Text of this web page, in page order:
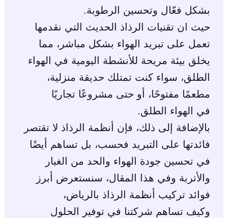
بشكل فعّال وتحسين الرطوبة.
حيث ان تقنيات الرذاذ الحديث التي نقدمها
تعمل على تبريد الهواء بشكل مباشر، مما
يخلق بيئة مريحة للأنشطة اليومية في الهواء
الطلق، سواء كنت تمتلك حديقة منزلية،
مطعمًا مفتوحًا، أو حتى مشروعًا تجاريًا
في الهواء الطلق.
بالإضافة إلى ذلك، فإن أنظمة الرذاذ لا تقتصر
فائدتها على التبريد فحسب، بل تساهم أيضًا
في تحسين جودة الهواء والحد من الغبار
والأتربة وفي هذا المقال، سنستعرض أبرز
فوائد تركيب أنظمة الرذاذ بالرياض،
وكيف تساهم شركتنا في توفير الحلول